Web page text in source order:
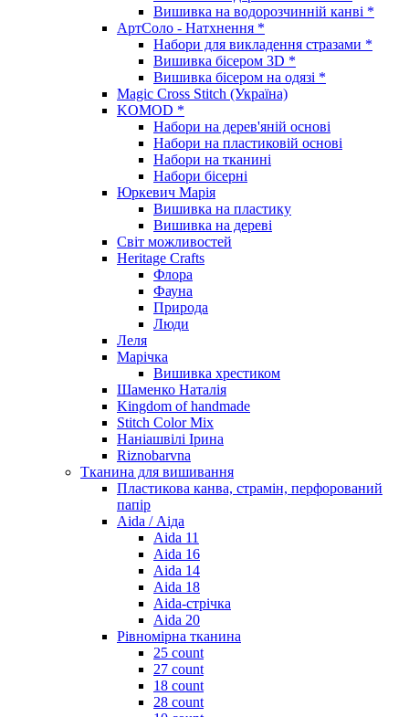
Вишивка на водорозчинній канві *
АртСоло - Натхнення *
Набори для викладення стразами *
Вишивка бісером 3D *
Вишивка бісером на одязі *
Magic Cross Stitch (Україна)
KOMOD *
Набори на дерев'яній основі
Набори на пластиковій основі
Набори на тканині
Набори бісерні
Юркевич Марія
Вишивка на пластику
Вишивка на дереві
Світ можливостей
Heritage Crafts
Флора
Фауна
Природа
Люди
Леля
Марічка
Вишивка хрестиком
Шаменко Наталія
Kingdom of handmade
Stitch Color Mix
Наніашвілі Ірина
Riznobarvna
Тканина для вишивання
Пластикова канва, страмін, перфорований
папір
Aida / Аіда
Aida 11
Aida 16
Aida 14
Aida 18
Aida-стрічка
Aida 20
Рівномірна тканина
25 count
27 count
18 count
28 count